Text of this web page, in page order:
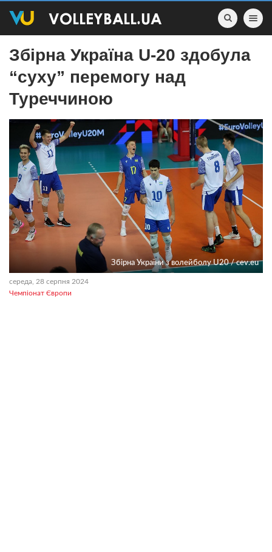
Toggle
Збірна Україна U-20 здобула
“суху” перемогу над
Туреччиною
Збірна України з волейболу U20 / cev.eu
середа, 28 серпня 2024
Чемпіонат Європи